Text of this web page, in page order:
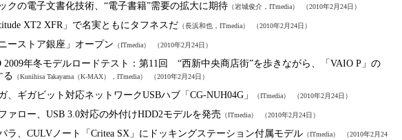
クの電子文書化技術、“電子書籍”需要の拡大に期待 （岩城俊介，ITmedia） （2010年2月24日）
XT2 XFR」で名実ともにタフネスだ （長浜和也，ITmedia） （2010年2月24日）
ニーストア銀座」オープン （ITmedia） （2010年2月24日）
2009年冬モデルロードテスト： 第11回 “西新中央商店街”を歩きながら、「VAIO P」の
る （Kunihisa Takayama（K-MAX），ITmedia） （2010年2月24日）
、ギガビット対応ネットワークUSBハブ「CG-NUH04G」 （ITmedia） （2010年2月24日）
ァロー、USB 3.0対応の外付けHDD2モデルを発売 （ITmedia） （2010年2月24日）
ラ、CULVノート「Critea SX」にドッキングステーション付属モデル （ITmedia） （2010年2月24